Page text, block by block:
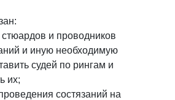
стюардов и проводников
и иную необходимую
судей по рингам и
их;
состязаний на